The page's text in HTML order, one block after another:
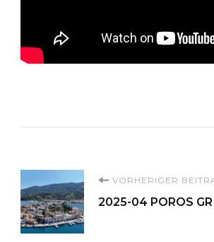
VORHERIGER
2025-04 POROS GR